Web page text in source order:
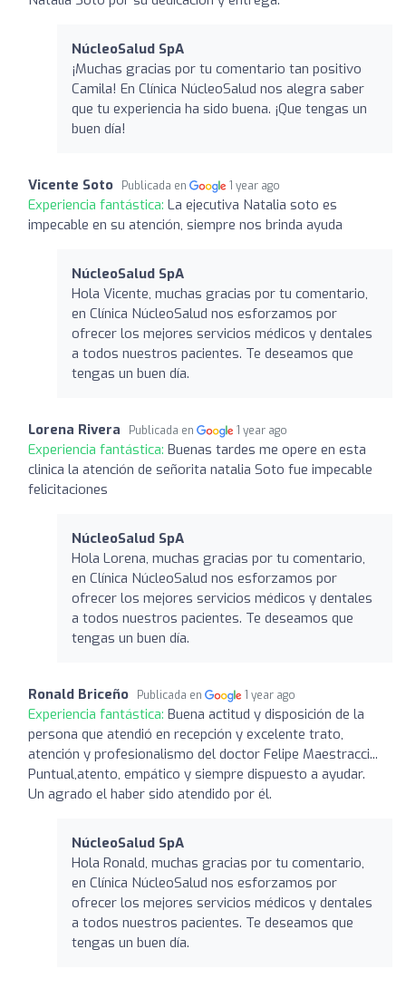
NúcleoSalud SpA
¡Muchas gracias por tu comentario tan positivo
Camila! En Clínica NúcleoSalud nos alegra saber
que tu experiencia ha sido buena. ¡Que tengas un
buen día!
Vicente Soto Publicada en 1 year ago
Experiencia fantástica: La ejecutiva Natalia soto es
impecable en su atención, siempre nos brinda ayuda
NúcleoSalud SpA
Hola Vicente, muchas gracias por tu comentario,
en Clínica NúcleoSalud nos esforzamos por
ofrecer los mejores servicios médicos y dentales
a todos nuestros pacientes. Te deseamos que
tengas un buen día.
Lorena Rivera Publicada en 1 year ago
Experiencia fantástica: Buenas tardes me opere en esta
clinica la atención de señorita natalia Soto fue impecable
felicitaciones
NúcleoSalud SpA
Hola Lorena, muchas gracias por tu comentario,
en Clínica NúcleoSalud nos esforzamos por
ofrecer los mejores servicios médicos y dentales
a todos nuestros pacientes. Te deseamos que
tengas un buen día.
Ronald Briceño Publicada en 1 year ago
Experiencia fantástica: Buena actitud y disposición de la
persona que atendió en recepción y excelente trato,
atención y profesionalismo del doctor Felipe Maestracci...
Puntual,atento, empático y siempre dispuesto a ayudar.
Un agrado el haber sido atendido por él.
NúcleoSalud SpA
Hola Ronald, muchas gracias por tu comentario,
en Clínica NúcleoSalud nos esforzamos por
ofrecer los mejores servicios médicos y dentales
a todos nuestros pacientes. Te deseamos que
tengas un buen día.